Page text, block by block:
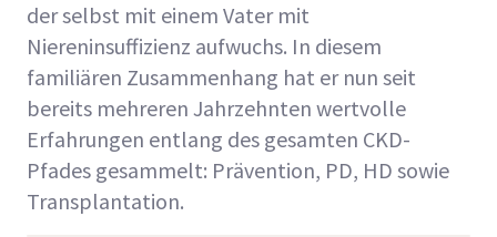
der selbst mit einem Vater mit
Niereninsuffizienz aufwuchs. In diesem
familiären Zusammenhang hat er nun seit
bereits mehreren Jahrzehnten wertvolle
Erfahrungen entlang des gesamten CKD-
Pfades gesammelt: Prävention, PD, HD sowie
Transplantation.